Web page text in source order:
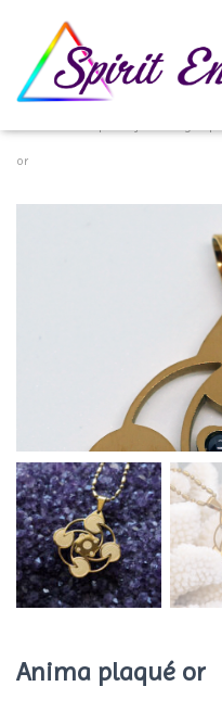
or
Anima plaqué or